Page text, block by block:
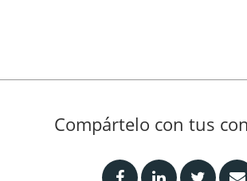
Compártelo con tus